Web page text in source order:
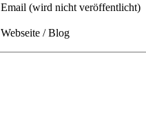
Email (wird nicht veröffentlicht)
Webseite / Blog